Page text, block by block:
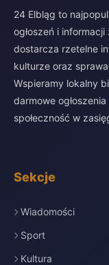
24 Elbląg to
ogłoszeń i
dostarcza rzetelne
kulturze oraz
Wspieramy lokalny
darmowe
społeczność w
Sekcje
Wiadomości
Sport
Kultura